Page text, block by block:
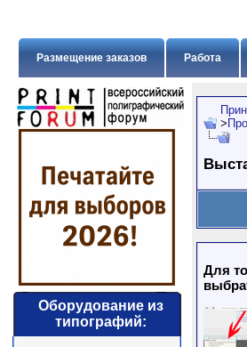
Работа
Размещение заказов
Оборудование из
типографий:
>
Для